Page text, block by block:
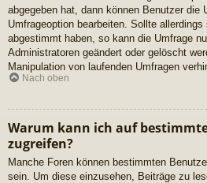
abgegeben hat, dann können Benutzer die
Umfrageoption bearbeiten. Sollte
abgestimmt haben, so kann die Umfrage
Administratoren geändert oder gelöscht
Manipulation von laufenden Umfragen
Nach oben
Warum kann ich auf
zugreifen?
Manche Foren können bestimmten
sein. Um diese einzusehen, Beiträge zu